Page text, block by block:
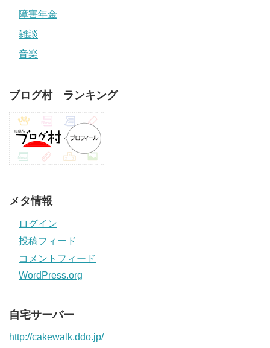
障害年金
雑談
音楽
ブログ村 ランキング
メタ情報
ログイン
投稿フィード
コメントフィード
WordPress.org
自宅サーバー
http://cakewalk.ddo.jp/